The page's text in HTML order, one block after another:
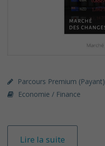
Parcours Premium (payant)
Economie / Finance
Lire la suite